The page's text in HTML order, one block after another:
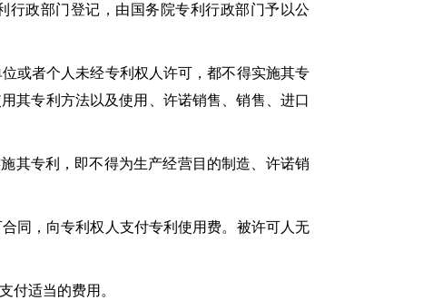
政部门登记，由国务院专利行政部门予以公
者个人未经专利权人许可，都不得实施其专
其专利方法以及使用、许诺销售、销售、进口
专利，即不得为生产经营目的制造、许诺销
，向专利权人支付专利使用费。被许可人无
适当的费用。